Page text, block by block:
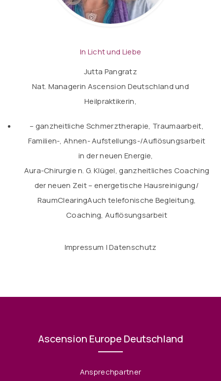
In Licht und Liebe
Jutta Pangratz
Nat. Managerin Ascension Deutschland und
Heilpraktikerin,
– ganzheitliche Schmerztherapie, Traumaarbeit,
Familien-, Ahnen- Aufstellungs-/Auflösungsarbeit
in derneuen Energie,
Aura-Chirurgie n. G. Klügel, ganzheitliches Coaching
der neuen Zeit – energetische Hausreinigung/
RaumClearingAuch telefonische Begleitung,
Coaching, Auflösungsarbeit
Impressum |Datenschutz
Ascension Europe Deutschland
Ansprechpartner